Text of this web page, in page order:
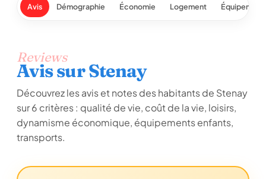
Avis Démographie Économie Logement
Reviews
Avis sur Stenay
Découvrez les avis et notes des habitants de Stenay
sur 6 critères : qualité de vie, coût de la vie, loisirs,
dynamisme économique, équipements enfants,
transports.